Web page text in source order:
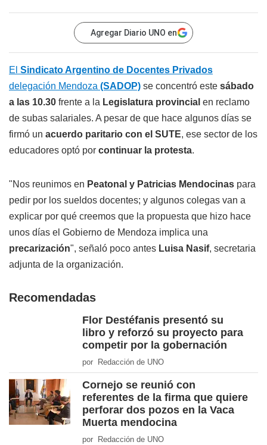
Agregar Diario UNO en
El Sindicato Argentino de Docentes Privados
delegación Mendoza (SADOP) se concentró este sábado
a las 10.30 frente a la Legislatura provincial en reclamo
de subas salariales. A pesar de que hace algunos días se
firmó un acuerdo paritario con el SUTE, ese sector de los
educadores optó por continuar la protesta.
"Nos reunimos en Peatonal y Patricias Mendocinas para
pedir por los sueldos docentes; y algunos colegas van a
explicar por qué creemos que la propuesta que hizo hace
unos días el Gobierno de Mendoza implica una
precarización", señaló poco antes Luisa Nasif, secretaria
adjunta de la organización.
Recomendadas
Flor Destéfanis presentó su
libro y reforzó su proyecto para
competir por la gobernación
por Redacción de UNO
Cornejo se reunió con
referentes de la firma que quiere
perforar dos pozos en la Vaca
Muerta mendocina
por Redacción de UNO